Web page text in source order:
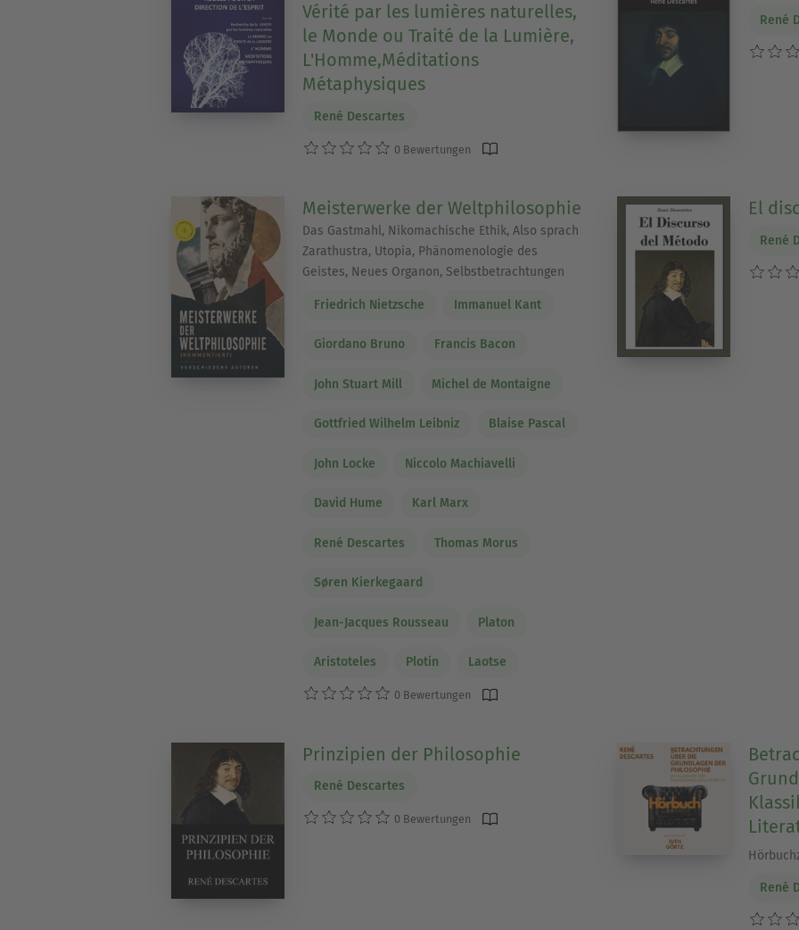
Vérité par les lumières naturelles,
le Monde ou Traité de la Lumière,
L'Homme,Méditations
Métaphysiques
René Descartes
0 Bewertungen
René
Meisterwerke der Weltphilosophie
Das Gastmahl, Nikomachische Ethik, Also sprach
Zarathustra, Utopia, Phänomenologie des
Geistes, Neues Organon, Selbstbetrachtungen
Friedrich Nietzsche Immanuel Kant
Giordano Bruno Francis Bacon
John Stuart Mill Michel de Montaigne
Gottfried Wilhelm Leibniz Blaise Pascal
John Locke Niccolo Machiavelli
David Hume Karl Marx
René Descartes Thomas Morus
Søren Kierkegaard
Jean-Jacques Rousseau Platon
Aristoteles Plotin Laotse
0 Bewertungen
El
René
Prinzipien der Philosophie
René Descartes
0 Bewertungen
René